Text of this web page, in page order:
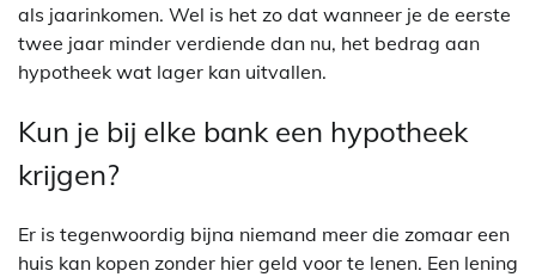
als jaarinkomen. Wel is het zo dat wanneer je de eerste
twee jaar minder verdiende dan nu, het bedrag aan
hypotheek wat lager kan uitvallen.
Kun je bij elke bank een hypotheek
krijgen?
Er is tegenwoordig bijna niemand meer die zomaar een
huis kan kopen zonder hier geld voor te lenen. Een lening